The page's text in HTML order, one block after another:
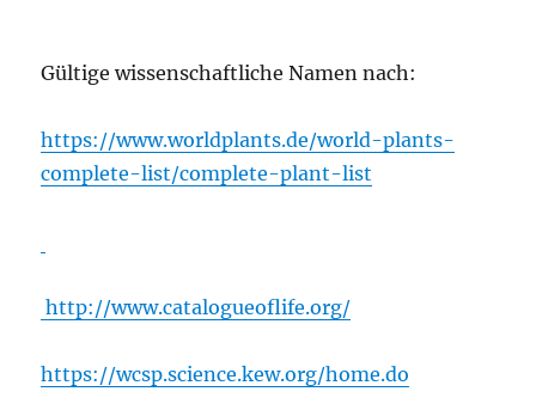
Gültige wissenschaftliche Namen nach:
https://www.worldplants.de/world-plants-
complete-list/complete-plant-list
http://www.catalogueoflife.org/
https://wcsp.science.kew.org/home.do